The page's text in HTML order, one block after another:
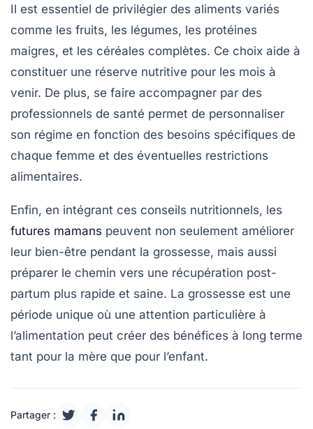
Il est essentiel de privilégier des aliments variés
comme les fruits, les légumes, les protéines
maigres, et les céréales complètes. Ce choix aide à
constituer une réserve nutritive pour les mois à
venir. De plus, se faire accompagner par des
professionnels de santé permet de personnaliser
son régime en fonction des besoins spécifiques de
chaque femme et des éventuelles restrictions
alimentaires.
Enfin, en intégrant ces conseils nutritionnels, les
futures mamans peuvent non seulement améliorer
leur bien-être pendant la grossesse, mais aussi
préparer le chemin vers une récupération post-
partum plus rapide et saine. La grossesse est une
période unique où une attention particulière à
l’alimentation peut créer des bénéfices à long terme
tant pour la mère que pour l’enfant.
Partager :